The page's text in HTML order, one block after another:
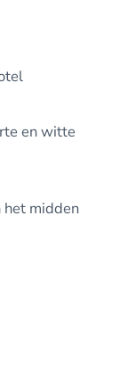
en witte
het midden